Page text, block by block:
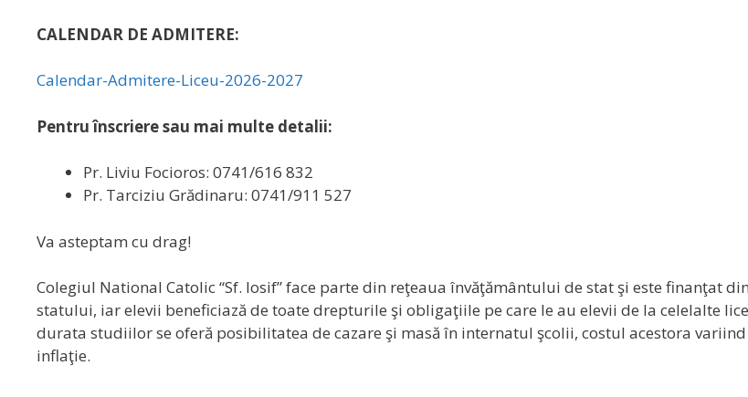
CALENDAR DE ADMITERE:
Calendar-Admitere-Liceu-2026-2027
Pentru înscriere sau mai multe detalii:
Pr. Liviu Focioros: 0741/616 832
Pr. Tarciziu Grădinaru: 0741/911 527
Va asteptam cu drag!
Colegiul National Catolic “Sf. Iosif” face parte din reţeaua învăţământului de stat şi este finanţat
statului, iar elevii beneficiază de toate drepturile şi obligaţiile pe care le au elevii de la celelalte
durata studiilor se oferă posibilitatea de cazare şi masă în internatul şcolii, costul acestora
inflaţie.